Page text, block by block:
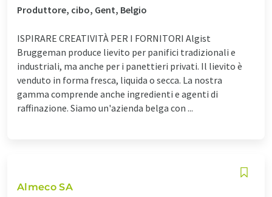
Produttore, cibo, Gent, Belgio
ISPIRARE CREATIVITÀ PER I FORNITORI Algist
Bruggeman produce lievito per panifici tradizionali e
industriali, ma anche per i panettieri privati. Il lievito è
venduto in forma fresca, liquida o secca. La nostra
gamma comprende anche ingredienti e agenti di
raffinazione. Siamo un'azienda belga con ...
Almeco SA